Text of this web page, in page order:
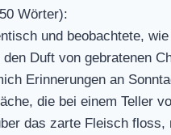
Wörter):
und beobachtete,
Duft von gebratenen
Erinnerungen an
die bei einem Teller
das zarte Fleisch